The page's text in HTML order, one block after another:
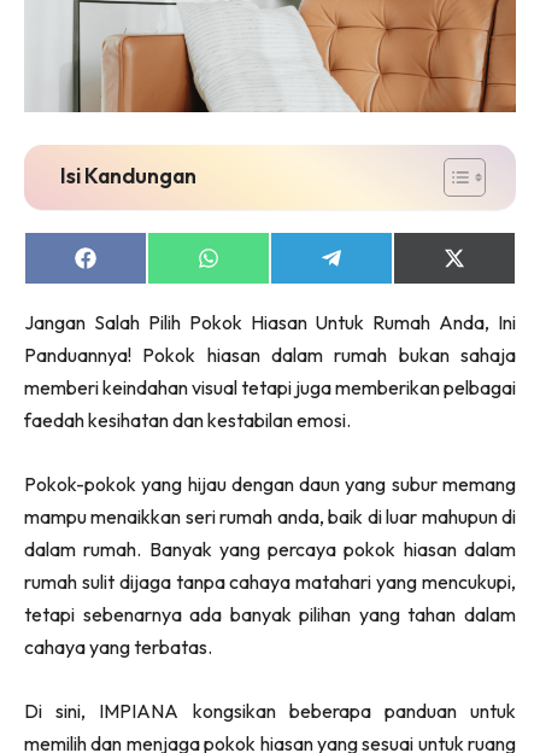
Ruang Makan
Make Over
Bilik Air
Bilik Tidur
Dapur
Ruang Tamu
Menarik Lagi
Casa Impiana
Impiana Makeover
Makeover Ruang Selebriti
Destinasi
Kafe
Hartanah
High Rise
Landed
Buat Sendiri
Ilham Impiana
Isi Kandungan
Share
on
Share
on
Share
on
Share
on
(Twitter)
Jangan Salah Pilih Pokok Hiasan Untuk Rumah Anda, Ini
Panduannya! Pokok hiasan dalam rumah bukan sahaja
memberi keindahan visual tetapi juga memberikan pelbagai
faedah kesihatan dan kestabilan emosi.
Pokok-pokok yang hijau dengan daun yang subur memang
mampu menaikkan seri rumah anda, baik di luar mahupun di
dalam rumah. Banyak yang percaya pokok hiasan dalam
rumah sulit dijaga tanpa cahaya matahari yang mencukupi,
tetapi sebenarnya ada banyak pilihan yang tahan dalam
cahaya yang terbatas.
Di sini, IMPIANA kongsikan beberapa panduan untuk
memilih dan menjaga pokok hiasan yang sesuai untuk ruang